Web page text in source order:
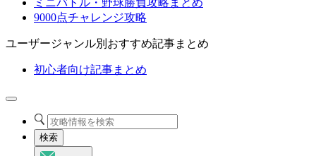
ミニバトル・野球勝負攻略まとめ
9000点チャレンジ攻略
ユーザージャンル別おすすめ記事まとめ
初心者向け記事まとめ
検索